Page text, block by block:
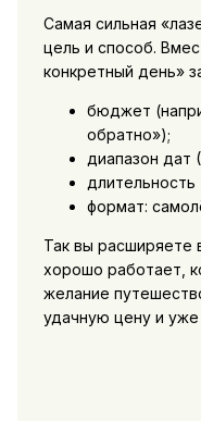
Самая сильная
цель и способ.
конкретный день»
бюджет
обратно»);
диапазон дат
формат:
Так вы расширяете
хорошо работает,
желание
удачную цену и